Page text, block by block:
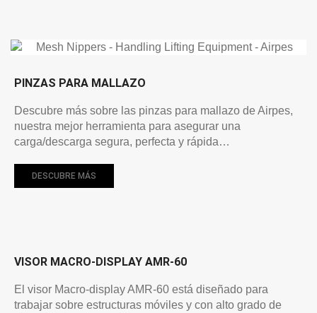
PINZAS PARA MALLAZO
Descubre más sobre las pinzas para mallazo de Airpes,
nuestra mejor herramienta para asegurar una
carga/descarga segura, perfecta y rápida…
DESCUBRE MÁS
VISOR MACRO-DISPLAY AMR-60
El visor Macro-display AMR-60 está diseñado para
trabajar sobre estructuras móviles y con alto grado de